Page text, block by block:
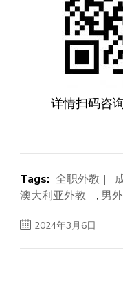
详情扫码咨
Tags: 全职外教 ,
澳大利亚外教
, 男
2024年3月6日